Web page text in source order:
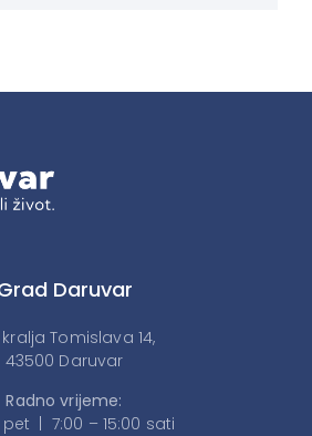
Daruvar
Tomislava 14,
43500 Daruvar
Radno vrijeme:
pet | 7:00 – 15:00 sati